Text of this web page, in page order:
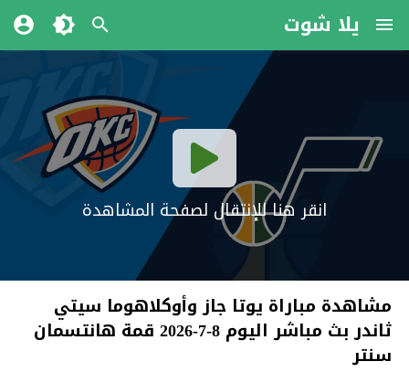
يلا شوت
انقر هنا للإنتقال لصفحة المشاهدة
مشاهدة مباراة يوتا جاز وأوكلاهوما سيتي
ثاندر بث مباشر اليوم 8-7-2026 قمة هانتسمان
سنتر